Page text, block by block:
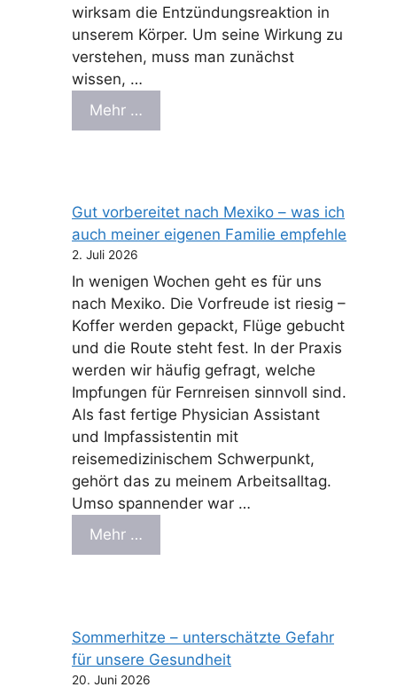
wirksam die Entzündungsreaktion in
unserem Körper. Um seine Wirkung zu
verstehen, muss man zunächst
wissen, …
Mehr …
Gut vorbereitet nach Mexiko – was ich
auch meiner eigenen Familie empfehle
2. Juli 2026
In wenigen Wochen geht es für uns
nach Mexiko. Die Vorfreude ist riesig –
Koffer werden gepackt, Flüge gebucht
und die Route steht fest. In der Praxis
werden wir häufig gefragt, welche
Impfungen für Fernreisen sinnvoll sind.
Als fast fertige Physician Assistant
und Impfassistentin mit
reisemedizinischem Schwerpunkt,
gehört das zu meinem Arbeitsalltag.
Umso spannender war …
Mehr …
Sommerhitze – unterschätzte Gefahr
für unsere Gesundheit
20. Juni 2026